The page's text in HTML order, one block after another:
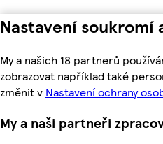
Nastavení soukromí
My a našich 18 partnerů
zobrazovat například také
změnit v Nastavení ochrany
My a naši partneři